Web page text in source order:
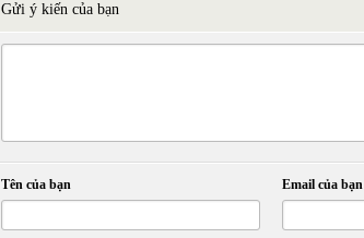
Gửi ý kiến của bạn
Tên của bạn Email của bạn